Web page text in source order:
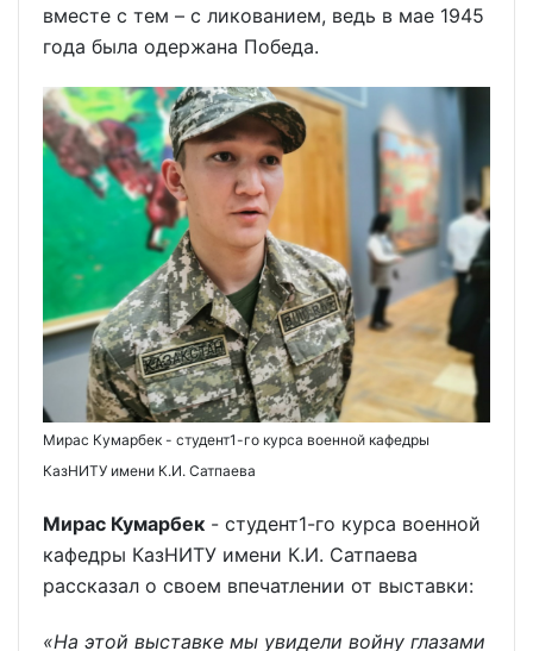
вместе с тем – с ликованием, ведь в мае 1945
года была одержана Победа.
Мирас Кумарбек - студент1-го курса военной кафедры
КазНИТУ имени К.И. Сатпаева
Мирас Кумарбек - студент1-го курса военной
кафедры КазНИТУ имени К.И. Сатпаева
рассказал о своем впечатлении от выставки:
«На этой выставке мы увидели войну глазами